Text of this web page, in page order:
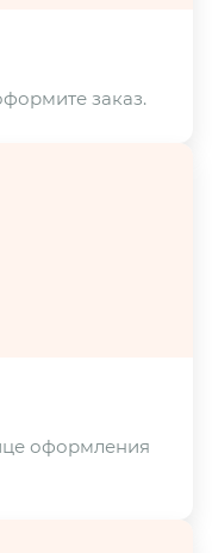
заказ.
оформления